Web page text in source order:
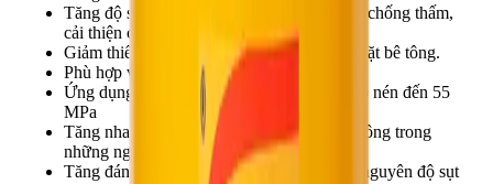
Tăng độ sít đặc cho bê tông, tăng khả năng chống thấm,
cải thiện chất lượng bề mặt bê tông.
Giảm thiểu hiện tượng co ngót, nứt nẻ bề mặt bê tông.
Phù hợp với điều kiện khí hậu Việt Nam.
Ứng dụng cho các loại bê tông có cường độ nén đến 55
MPa
Tăng nhanh tốc độ phát triển cường độ bê tông trong
những ngày đầu.
Tăng đáng kể cường độ cuối cùng khi giữ nguyên độ sụt